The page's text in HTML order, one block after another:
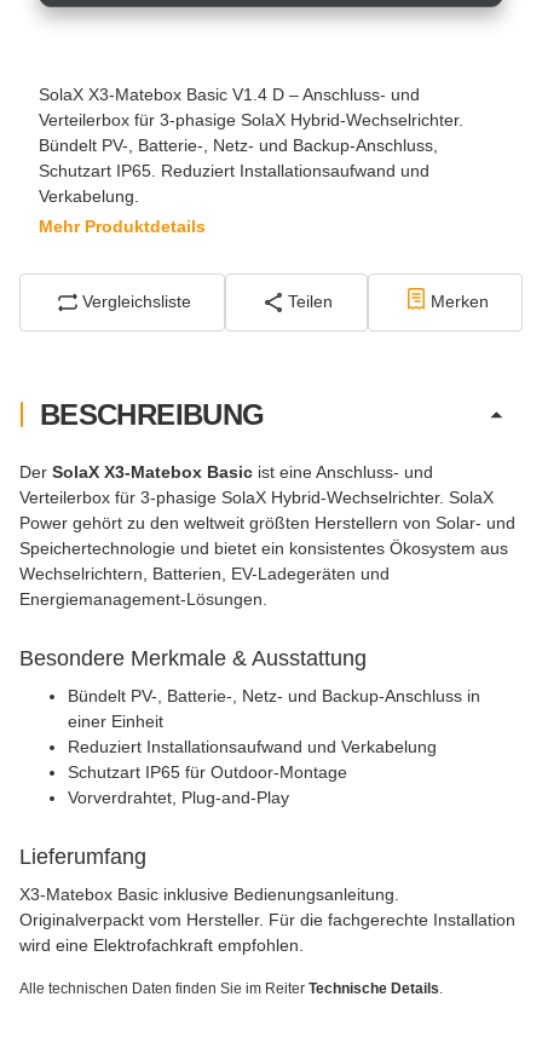
SolaX X3-Matebox Basic V1.4 D – Anschluss- und
Verteilerbox für 3-phasige SolaX Hybrid-Wechselrichter.
Bündelt PV-, Batterie-, Netz- und Backup-Anschluss,
Schutzart IP65. Reduziert Installationsaufwand und
Verkabelung.
Mehr Produktdetails
Vergleichsliste Teilen Merken
BESCHREIBUNG
Der SolaX X3-Matebox Basic ist eine Anschluss- und
Verteilerbox für 3-phasige SolaX Hybrid-Wechselrichter. SolaX
Power gehört zu den weltweit größten Herstellern von Solar- und
Speichertechnologie und bietet ein konsistentes Ökosystem aus
Wechselrichtern, Batterien, EV-Ladegeräten und
Energiemanagement-Lösungen.
Besondere Merkmale & Ausstattung
Bündelt PV-, Batterie-, Netz- und Backup-Anschluss in
einer Einheit
Reduziert Installationsaufwand und Verkabelung
Schutzart IP65 für Outdoor-Montage
Vorverdrahtet, Plug-and-Play
Lieferumfang
X3-Matebox Basic inklusive Bedienungsanleitung.
Originalverpackt vom Hersteller. Für die fachgerechte Installation
wird eine Elektrofachkraft empfohlen.
Alle technischen Daten finden Sie im Reiter Technische Details